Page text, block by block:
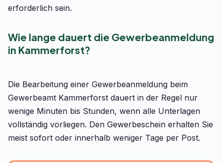
erforderlich sein.
Wie lange dauert die Gewerbeanmeldung
in Kammerforst?
Die Bearbeitung einer Gewerbeanmeldung beim
Gewerbeamt Kammerforst dauert in der Regel nur
wenige Minuten bis Stunden, wenn alle Unterlagen
vollständig vorliegen. Den Gewerbeschein erhalten Sie
meist sofort oder innerhalb weniger Tage per Post.